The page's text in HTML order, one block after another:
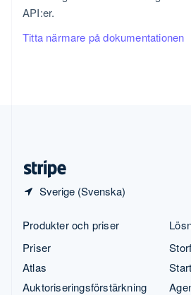
API:er.
Titta närmare på dokumentationen
Sverige (Svenska)
ไทย
English
Produkter och priser
Priser
Atlas
Auktoriseringsförstärkning